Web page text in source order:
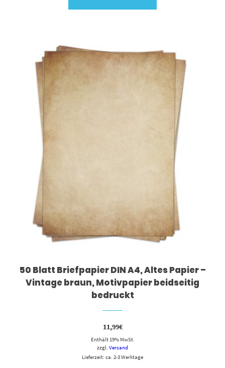
50 Blatt Briefpapier DIN A4, Altes Papier –
Vintage braun, Motivpapier beidseitig
bedruckt
11,99€
Enthält 19% MwSt.
zzgl. Versand
Lieferzeit: ca. 2-3 Werktage